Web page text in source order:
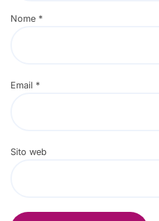
Nome *
Email *
Sito web